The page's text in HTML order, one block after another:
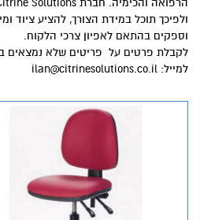
ולפיכך תוכל במידת הצורך, להציע ציוד
וספקים בהתאם לאפיון צרכי הלקוח.
לקבלת פרטים על פריטים שלא נמצאים
למייל: ilan@citrinesolutions.co.il